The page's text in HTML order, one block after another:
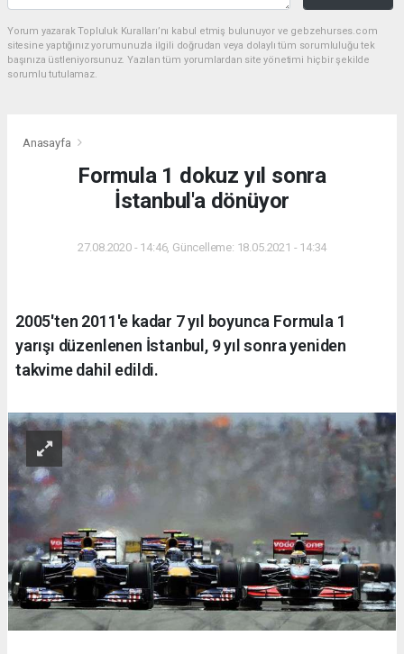
Yorum yazarak Topluluk Kuralları’nı kabul etmiş bulunuyor ve gebzehurses.com
sitesine yaptığınız yorumunuzla ilgili doğrudan veya dolaylı tüm sorumluluğu tek
başınıza üstleniyorsunuz. Yazılan tüm yorumlardan site yönetimi hiçbir şekilde
sorumlu tutulamaz.
Anasayfa
Formula 1 dokuz yıl sonra
İstanbul'a dönüyor
27.08.2020 - 14:46, Güncelleme: 18.05.2021 - 14:34
2005'ten 2011'e kadar 7 yıl boyunca Formula 1
yarışı düzenlenen İstanbul, 9 yıl sonra yeniden
takvime dahil edildi.